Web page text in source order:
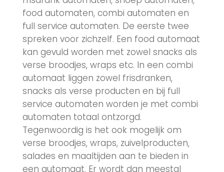
food automaten, combi automaten en
full service automaten. De eerste twee
spreken voor zichzelf. Een food automaat
kan gevuld worden met zowel snacks als
verse broodjes, wraps etc. In een combi
automaat liggen zowel frisdranken,
snacks als verse producten en bij full
service automaten worden je met combi
automaten totaal ontzorgd.
Tegenwoordig is het ook mogelijk om
verse broodjes, wraps, zuivelproducten,
salades en maaltijden aan te bieden in
een automaat. Er wordt dan meestal